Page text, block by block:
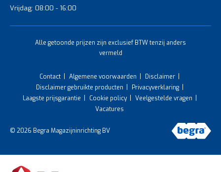
Vrijdag: 08:00 - 16:00
Alle getoonde prijzen zijn exclusief BTW tenzij anders
vermeld
Contact Algemene voorwaarden
Disclaimer
Disclaimer gebruikte producten
Privacyverklaring
Laagste prijsgarantie
Cookie policy
Veelgestelde vragen
Vacatures
© 2026 Begra Magazijninrichting BV